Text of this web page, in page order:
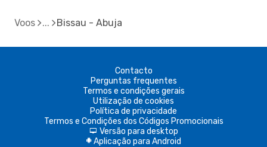
Voos Bissau - Abuja
Contacto
Perguntas frequentes
Termos e condições gerais
Utilização de cookies
Política de privacidade
Termos e Condições dos Códigos Promocionais
d Versão para desktop
A Aplicação para Android